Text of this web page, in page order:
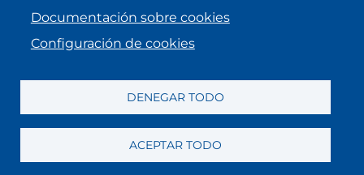
MENU FOOTER
Protección de datos
Mecanismo de denuncias
Preferencias de Cookies
Documentación sobre cookies
Configuración de cookies
DENEGAR TODO
ACEPTAR TODO